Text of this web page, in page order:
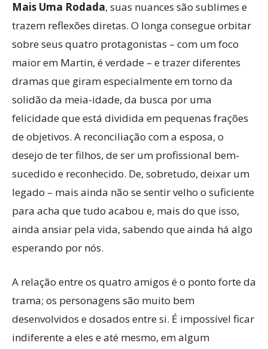
Mais Uma Rodada, suas nuances são sublimes e
trazem reflexões diretas. O longa consegue orbitar
sobre seus quatro protagonistas – com um foco
maior em Martin, é verdade – e trazer diferentes
dramas que giram especialmente em torno da
solidão da meia-idade, da busca por uma
felicidade que está dividida em pequenas frações
de objetivos. A reconciliação com a esposa, o
desejo de ter filhos, de ser um profissional bem-
sucedido e reconhecido. De, sobretudo, deixar um
legado – mais ainda não se sentir velho o suficiente
para acha que tudo acabou e, mais do que isso,
ainda ansiar pela vida, sabendo que ainda há algo
esperando por nós.
A relação entre os quatro amigos é o ponto forte da
trama; os personagens são muito bem
desenvolvidos e dosados entre si. É impossível ficar
indiferente a eles e até mesmo, em algum